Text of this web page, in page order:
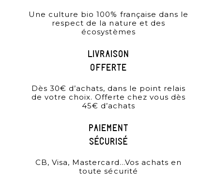
Une culture bio 100% française dans le
respect de la nature et des
écosystèmes
Livraison
offerte
Dès 30€ d’achats, dans le point relais
de votre choix. Offerte chez vous dès
45€ d’achats
paiement
sécurisé
CB, Visa, Mastercard…Vos achats en
toute sécurité